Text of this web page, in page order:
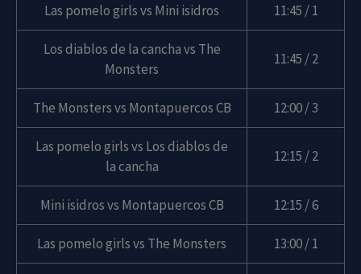
Las pomelo girls vs Mini isidros 11:45 / 1
Los diablos de la cancha vs The
Monsters
11:45 / 2
The Monsters vs Montapuercos CB 12:00 / 3
Las pomelo girls vs Los diablos de
la cancha
12:15 / 2
Mini isidros vs Montapuercos CB 12:15 / 6
Las pomelo girls vs The Monsters 13:00 / 1